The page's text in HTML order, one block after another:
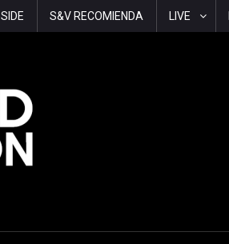
S&V RECOMIENDA LIVE